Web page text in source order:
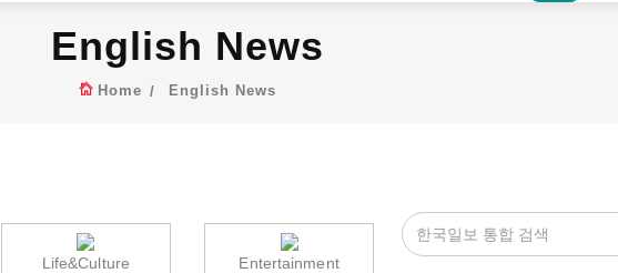
English News
Home English News
Life&Culture Entertainment